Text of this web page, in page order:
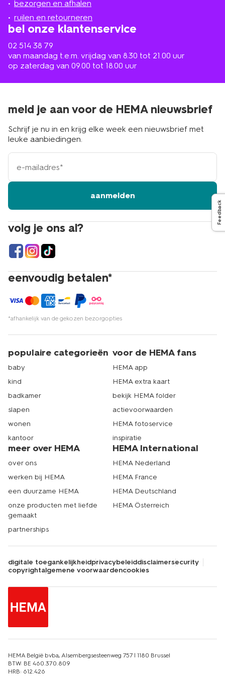
bezorgen en afhalen
ruilen en retourneren
bel onze klantenservice
02 514 38 79
van maandag t.e.m. vrijdag van 8.30 tot 21.00 uur
op zaterdag van 09.00 tot 18.00 uur
de
buurt
volg je ons al?
eenvoudig betalen*
*afhankelijk van de gekozen bezorgopties
meld je aan voor de HEMA nieuwsbrief
Schrijf je nu in en krijg elke week een nieuwsbrief met
leuke aanbiedingen.
e-
mailadres
aanmelden
populaire categorieën
baby
kind
badkamer
slapen
wonen
kantoor
voor de HEMA fans
HEMA app
HEMA extra kaart
bekijk HEMA folder
actievoorwaarden
HEMA fotoservice
inspiratie
meer over HEMA
over ons
werken bij HEMA
een duurzame HEMA
onze producten met liefde
gemaakt
partnerships
HEMA International
HEMA Nederland
HEMA France
HEMA Deutschland
HEMA Österreich
digitale toegankelijkheidprivacybeleiddisclaimersecurity
copyrightalgemene voorwaardencookies
HEMA België bvba, Alsembergsesteenweg 757 | 1180 Brussel
BTW: BE 460.370.809
HRB: 612.426
Feedback